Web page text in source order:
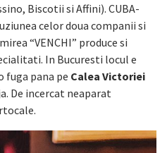
Biscotii si Affini). CUBA-
celor doua companii si
“VENCHI” produce si
In Bucuresti locul e
fuga pana pe Calea Victoriei
De incercat neaparat